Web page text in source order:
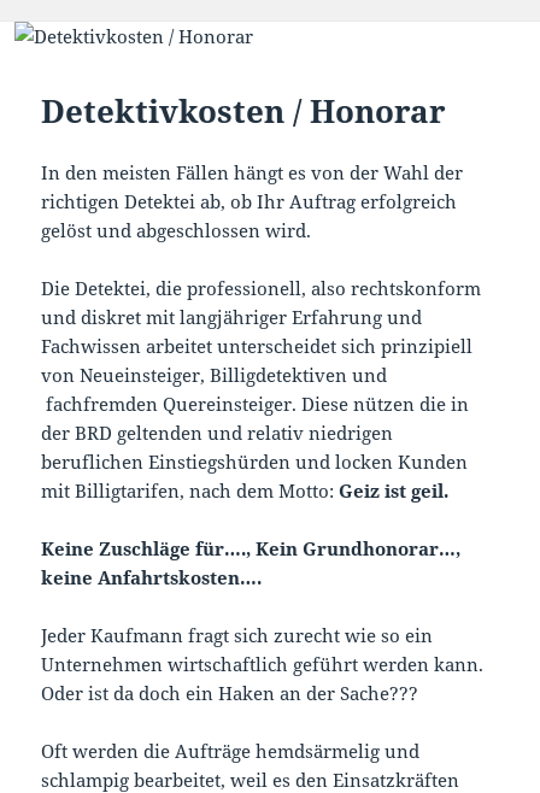
Detektivkosten / Honorar
In den meisten Fällen hängt es von der Wahl der
richtigen Detektei ab, ob Ihr Auftrag erfolgreich
gelöst und abgeschlossen wird.
Die Detektei, die professionell, also rechtskonform
und diskret mit langjähriger Erfahrung und
Fachwissen arbeitet unterscheidet sich prinzipiell
von Neueinsteiger, Billigdetektiven und
fachfremden Quereinsteiger. Diese nützen die in
der BRD geltenden und relativ niedrigen
beruflichen Einstiegshürden und locken Kunden
mit Billigtarifen, nach dem Motto:Geiz ist geil.
Keine Zuschläge für…., Kein Grundhonorar…,
keine Anfahrtskosten….
Jeder Kaufmann fragt sich zurecht wie so ein
Unternehmen wirtschaftlich geführt werden kann.
Oder ist da doch ein Haken an der Sache???
Oft werden die Aufträge hemdsärmelig und
schlampig bearbeitet, weil es den Einsatzkräften